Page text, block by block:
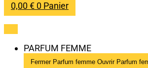
0,00€ 0 Panier
PARFUM FEMME
Fermer Parfum femme Ouvrir Parfum